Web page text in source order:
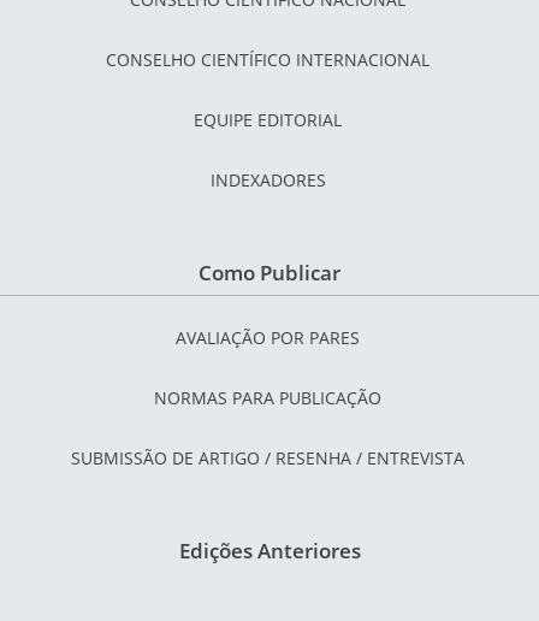
CONSELHO CIENTÍFICO INTERNACIONAL
EQUIPE EDITORIAL
INDEXADORES
Como Publicar
AVALIAÇÃO POR PARES
NORMAS PARA PUBLICAÇÃO
SUBMISSÃO DE ARTIGO / RESENHA / ENTREVISTA
Edições Anteriores